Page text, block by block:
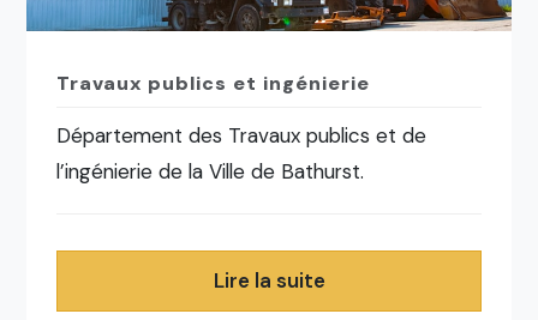
Travaux publics et ingénierie
Département des Travaux publics et de
l’ingénierie de la Ville de Bathurst.
Lire la suite